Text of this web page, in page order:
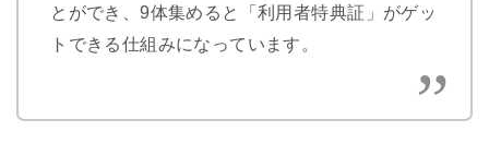
とができ、9体集めると「利用者特典証」がゲッ
トできる仕組みになっています。